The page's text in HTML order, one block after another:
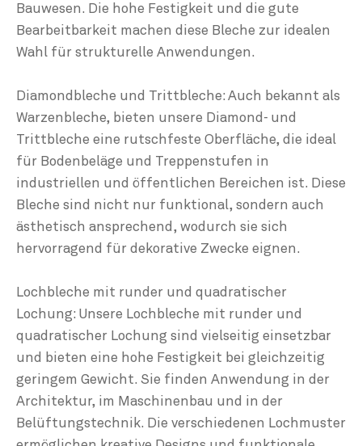
Bauwesen. Die hohe Festigkeit und die gute
Bearbeitbarkeit machen diese Bleche zur idealen
Wahl für strukturelle Anwendungen.
Diamondbleche und Trittbleche: Auch bekannt als
Warzenbleche, bieten unsere Diamond- und
Trittbleche eine rutschfeste Oberfläche, die ideal
für Bodenbeläge und Treppenstufen in
industriellen und öffentlichen Bereichen ist. Diese
Bleche sind nicht nur funktional, sondern auch
ästhetisch ansprechend, wodurch sie sich
hervorragend für dekorative Zwecke eignen.
Lochbleche mit runder und quadratischer
Lochung: Unsere Lochbleche mit runder und
quadratischer Lochung sind vielseitig einsetzbar
und bieten eine hohe Festigkeit bei gleichzeitig
geringem Gewicht. Sie finden Anwendung in der
Architektur, im Maschinenbau und in der
Belüftungstechnik. Die verschiedenen Lochmuster